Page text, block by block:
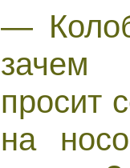
—
просит
на